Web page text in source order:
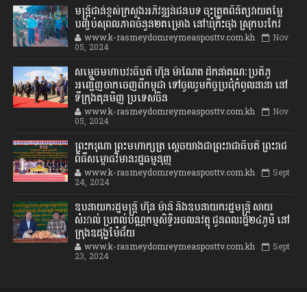
មន្ត្រីជាន់ខ្ពស់ក្រសួងអភិវឌ្ឍន៍ជនបទ ចុះត្រួតពិនិត្យវាយតម្លៃ
បញ្ចប់សុពលភាពចំនួន២គម្រោង នៅឃុំកិះចុង ស្រុកបរកែវ
www.k-rasmeydomreymeasposttv.com.kh Nov
05, 2024
សម្តេចមហាបវរធិបតី ហ៊ុន ម៉ាណែត ដឹកនាំគណៈប្រតិភូ
អញ្ជើញចាកចេញពីកម្ពុជា ទៅចូលរួមកិច្ចប្រជុំកំពូលនានា នៅ
ទីក្រុងគុនមិញ ប្រទេសចិន
www.k-rasmeydomreymeasposttv.com.kh Nov
05, 2024
ព្រះករុណា ព្រះមហាក្សត្រ ស្តេចយាងជាព្រះរាជាធិបតី ព្រះរាជ
ពិធីសម្ពោធវិមានរដ្ឋធម្មនុញ្ញ
www.k-rasmeydomreymeasposttv.com.kh Sept
24, 2024
ឧបនាយករដ្ឋមន្ដ្រី ហ៊ុន ម៉ានី និងឧបនាយករដ្ឋមន្ដ្រី សាយ
សំអាល់ ប្រគល់បណ្ណកម្មសិទ្ធិអចលនវត្ថុ ជូនពលរដ្ឋ២៤ភូមិ នៅ
ក្រុងឧដុង្គម៉ែជ័យ
www.k-rasmeydomreymeasposttv.com.kh Sept
23, 2024